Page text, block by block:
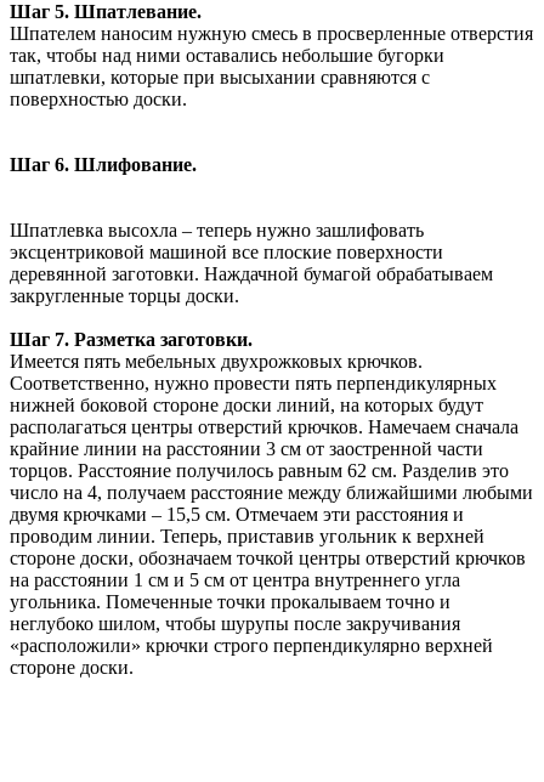
Шаг 5. Шпатлевание.
Шпателем наносим нужную смесь в просверленные отверстия
так, чтобы над ними оставались небольшие бугорки
шпатлевки, которые при высыхании сравняются с
поверхностью доски.
Шаг 6. Шлифование.
Шпатлевка высохла – теперь нужно зашлифовать
эксцентриковой машиной все плоские поверхности
деревянной заготовки. Наждачной бумагой обрабатываем
закругленные торцы доски.
Шаг 7. Разметка заготовки.
Имеется пять мебельных двухрожковых крючков.
Соответственно, нужно провести пять перпендикулярных
нижней боковой стороне доски линий, на которых будут
располагаться центры отверстий крючков. Намечаем сначала
крайние линии на расстоянии 3 см от заостренной части
торцов. Расстояние получилось равным 62 см. Разделив это
число на 4, получаем расстояние между ближайшими любыми
двумя крючками – 15,5 см. Отмечаем эти расстояния и
проводим линии. Теперь, приставив угольник к верхней
стороне доски, обозначаем точкой центры отверстий крючков
на расстоянии 1 см и 5 см от центра внутреннего угла
угольника. Помеченные точки прокалываем точно и
неглубоко шилом, чтобы шурупы после закручивания
«расположили» крючки строго перпендикулярно верхней
стороне доски.